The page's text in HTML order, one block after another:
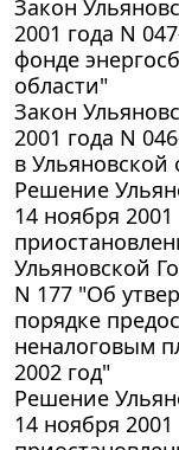
Закон
2001 года N
фонде
области"
Закон
2001 года N
в Ульяновской
Решение
14 ноября
Ульяновской
N 177 "Об
порядке
неналоговым
2002 год"
Решение
14 ноября